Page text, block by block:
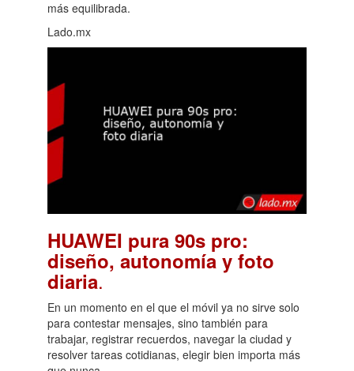
más equilibrada.
Lado.mx
HUAWEI pura 90s pro:
diseño, autonomía y foto
diaria.
En un momento en el que el móvil ya no sirve solo
para contestar mensajes, sino también para
trabajar, registrar recuerdos, navegar la ciudad y
resolver tareas cotidianas, elegir bien importa más